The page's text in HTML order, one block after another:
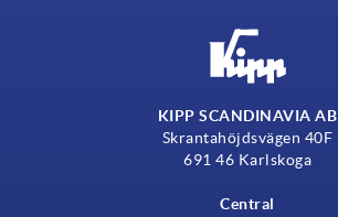
KIPP SCANDINAVIA AB
Skrantahöjdsvägen 40F
691 46 Karlskoga
Central